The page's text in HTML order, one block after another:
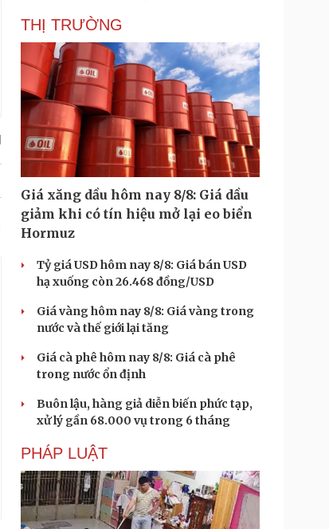
THỊ TRƯỜNG
Giá xăng dầu hôm nay 8/8: Giá dầu
giảm khi có tín hiệu mở lại eo biển
Hormuz
Tỷ giá USD hôm nay 8/8: Giá bán USD
hạ xuống còn 26.468 đồng/USD
Giá vàng hôm nay 8/8: Giá vàng trong
nước và thế giới lại tăng
Giá cà phê hôm nay 8/8: Giá cà phê
trong nước ổn định
Buôn lậu, hàng giả diễn biến phức tạp,
xử lý gần 68.000 vụ trong 6 tháng
PHÁP LUẬT